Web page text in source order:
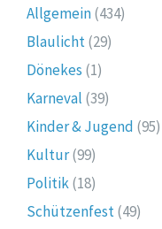
Allgemein(434)
Blaulicht(29)
Dönekes (1)
Karneval (39)
Kinder & Jugend (95)
Kultur(99)
Politik(18)
Schützenfest(49)